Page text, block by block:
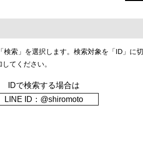
索」を選択します。検索対象を「ID」に
てください。
IDで検索する場合は
LINE ID：@shiromoto